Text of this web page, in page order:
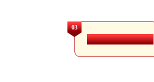
03
2026 必买三大理由